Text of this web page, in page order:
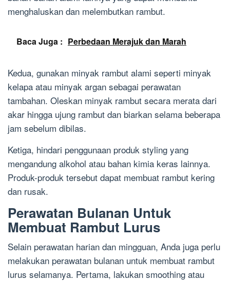
menghaluskan dan melembutkan rambut.
Baca Juga : Perbedaan Merajuk dan Marah
Kedua, gunakan minyak rambut alami seperti minyak
kelapa atau minyak argan sebagai perawatan
tambahan. Oleskan minyak rambut secara merata dari
akar hingga ujung rambut dan biarkan selama beberapa
jam sebelum dibilas.
Ketiga, hindari penggunaan produk styling yang
mengandung alkohol atau bahan kimia keras lainnya.
Produk-produk tersebut dapat membuat rambut kering
dan rusak.
Perawatan Bulanan Untuk
Membuat Rambut Lurus
Selain perawatan harian dan mingguan, Anda juga perlu
melakukan perawatan bulanan untuk membuat rambut
lurus selamanya. Pertama, lakukan smoothing atau